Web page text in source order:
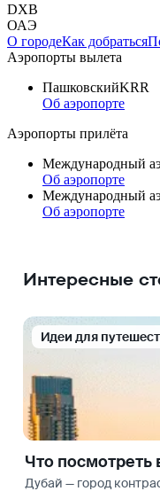
DXB
ОАЭ
О городеКак добраться
Аэропорты вылета
ПашковскийKRR
Об аэропорте
Аэропорты прилёта
Международный
Об аэропорте
Международный
Об аэропорте
Интересные
Идеи для
Что посмотреть
Дубай — город